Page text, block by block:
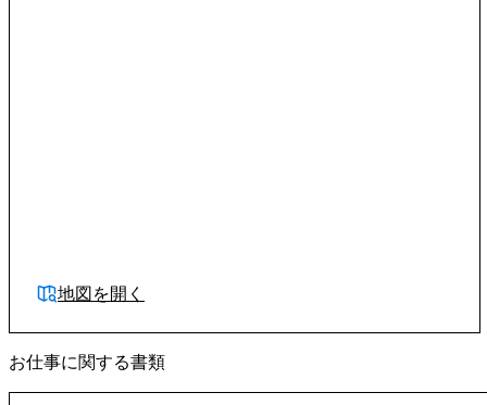
地図を開く
お仕事に関する書類